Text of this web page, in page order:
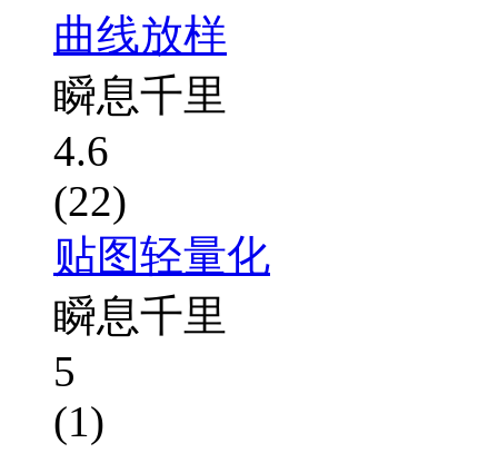
曲线放样
瞬息千里
4.6
(22)
贴图轻量化
瞬息千里
5
(1)